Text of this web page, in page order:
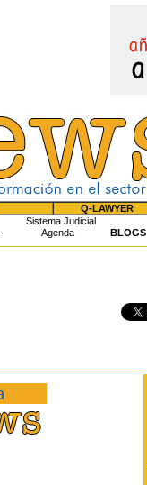
Q-LAWYER
Sistema Judicial
Agenda BLOGS